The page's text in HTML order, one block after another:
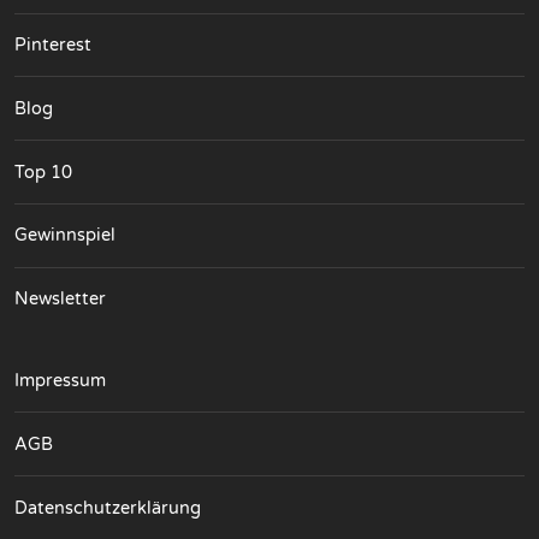
Pinterest
Blog
Top 10
Gewinnspiel
Newsletter
Impressum
AGB
Datenschutzerklärung